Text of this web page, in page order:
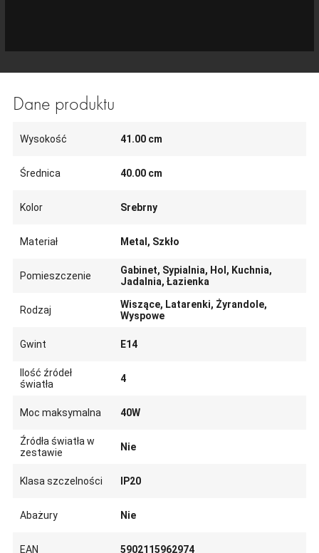
Dane produktu
Wysokość 41.00 cm
Średnica 40.00 cm
Kolor Srebrny
Materiał Metal, Szkło
Pomieszczenie
Gabinet, Sypialnia, Hol, Kuchnia,
Jadalnia, Łazienka
Rodzaj
Wiszące, Latarenki, Żyrandole,
Wyspowe
Gwint E14
Ilość źródeł
światła
4
Moc maksymalna 40W
Źródła światła w
zestawie
Nie
Klasa szczelności IP20
Abażury Nie
EAN 5902115962974